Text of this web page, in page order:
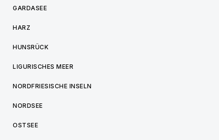
GARDASEE
HARZ
HUNSRÜCK
LIGURISCHES MEER
NORDFRIESISCHE INSELN
NORDSEE
OSTSEE